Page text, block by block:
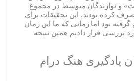
و نوازندگان متوسط در مجموع
کرده بودند. این تحقیقات برای
گرفته بود اما زمانی که ما این زمان
بررسی قرار دادیم همین نتیجه
یادگیری هنگ درام